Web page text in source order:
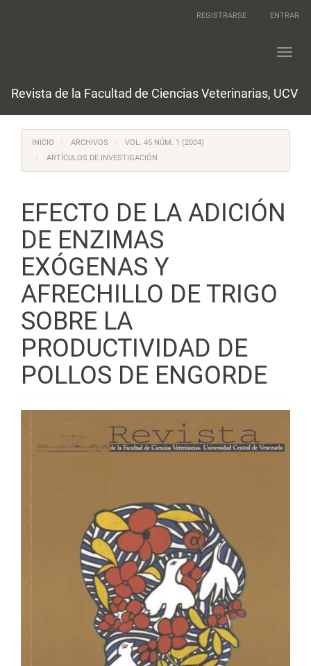
REGISTRARSE ENTRAR
Revista de la Facultad de Ciencias Veterinarias, UCV
INICIO ARCHIVOS
VOL. 45 NÚM. 1 (2004)
ARTÍCULOS DE INVESTIGACIÓN
EFECTO DE LA ADICIÓN
DE ENZIMAS
EXÓGENAS Y
AFRECHILLO DE TRIGO
SOBRE LA
PRODUCTIVIDAD DE
POLLOS DE ENGORDE
lateral
del
artículo